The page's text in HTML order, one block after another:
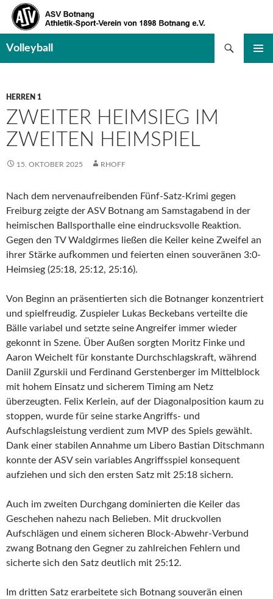
Volleyball
HERREN 1
ZWEITER HEIMSIEG IM
ZWEITEN HEIMSPIEL
15. OKTOBER 2025 RHOFF
Nach dem nervenaufreibenden Fünf-Satz-Krimi gegen
Freiburg zeigte der ASV Botnang am Samstagabend in der
heimischen Ballsporthalle eine eindrucksvolle Reaktion.
Gegen den TV Waldgirmes ließen die Keiler keine Zweifel an
ihrer Stärke aufkommen und feierten einen souveränen 3:0-
Heimsieg (25:18, 25:12, 25:16).
Von Beginn an präsentierten sich die Botnanger konzentriert
und spielfreudig. Zuspieler Lukas Beckebans verteilte die
Bälle variabel und setzte seine Angreifer immer wieder
gekonnt in Szene. Über Außen sorgten Moritz Finke und
Aaron Weichelt für konstante Durchschlagskraft, während
Daniil Zgurskii und Ferdinand Gerstenberger im Mittelblock
mit hohem Einsatz und sicherem Timing am Netz
überzeugten. Felix Kerlein, auf der Diagonalposition kaum zu
stoppen, wurde für seine starke Angriffs- und
Aufschlagsleistung verdient zum MVP des Spiels gewählt.
Dank einer stabilen Annahme um Libero Bastian Ditschmann
konnte der ASV sein variables Angriffsspiel konsequent
aufziehen und sich den ersten Satz mit 25:18 sichern.
Auch im zweiten Durchgang dominierten die Keiler das
Geschehen nahezu nach Belieben. Mit druckvollen
Aufschlägen und einem sicheren Block-Abwehr-Verbund
zwang Botnang den Gegner zu zahlreichen Fehlern und
sicherte sich den Satz deutlich mit 25:12.
Im dritten Satz erarbeitete sich Botnang souverän einen